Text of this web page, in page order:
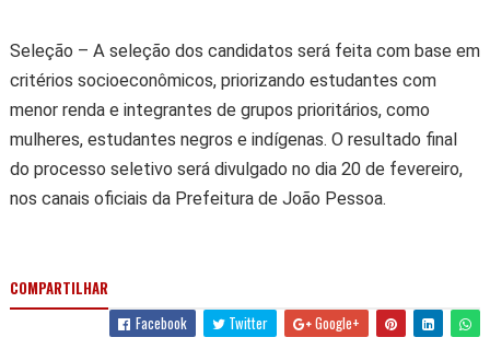
Seleção – A seleção dos candidatos será feita com base em
critérios socioeconômicos, priorizando estudantes com
menor renda e integrantes de grupos prioritários, como
mulheres, estudantes negros e indígenas. O resultado final
do processo seletivo será divulgado no dia 20 de fevereiro,
nos canais oficiais da Prefeitura de João Pessoa.
COMPARTILHAR
Facebook
Twitter Google+